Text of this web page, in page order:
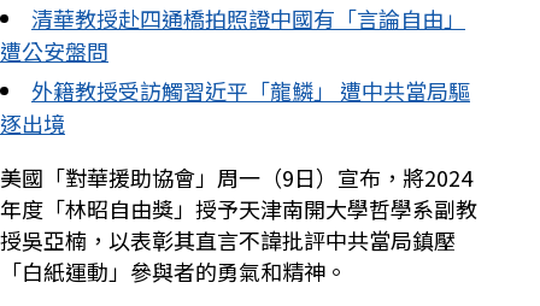
清華教授赴四通橋拍照證中國有「言論自由」
遭公安盤問
外籍教授受訪觸習近平「龍鱗」 遭中共當局驅
逐出境
美國「對華援助協會」周一（9日）宣布，將2024
年度「林昭自由獎」授予天津南開大學哲學系副教
授吳亞楠，以表彰其直言不諱批評中共當局鎮壓
「白紙運動」參與者的勇氣和精神。